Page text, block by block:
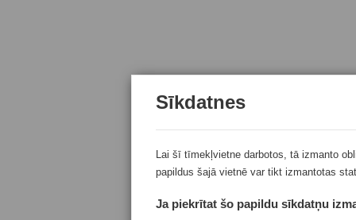
Sīkdatnes
Lai šī tīmekļvietne darbotos, tā izmanto
papildus šajā vietnē var tikt izmantotas
Ja piekrītat šo papildu sīkdatņu